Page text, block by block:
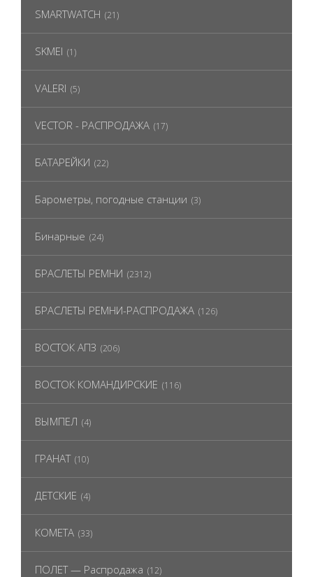
SMARTWATCH (21)
SKMEI (1)
VALERI (5)
VECTOR - РАСПРОДАЖА (17)
БАТАРЕЙКИ (22)
Барометры, погодные станции (3)
Бинарные (24)
БРАСЛЕТЫ РЕМНИ (2312)
БРАСЛЕТЫ РЕМНИ-РАСПРОДАЖА (126)
ВОСТОК АПЗ (206)
ВОСТОК КОМАНДИРСКИЕ (116)
ВЫМПЕЛ (4)
ГРАНАТ (10)
ДЕТСКИЕ (4)
КОМЕТА (33)
ПОЛЕТ — Распродажа (12)